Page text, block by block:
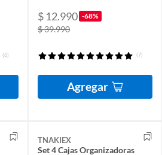
(6)
$ 12.990 -68%
$ 39.990
(7)
Agregar
TNAKIEX
Set 4 Cajas Organizadoras